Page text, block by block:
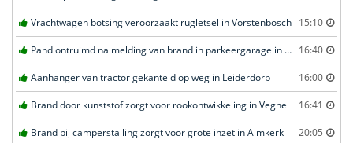
Vrachtwagen botsing veroorzaakt rugletsel in Vorstenbosch 15:10
Pand ontruimd na melding van brand in parkeergarage in Leeuwarden 16:40
Aanhanger van tractor gekanteld op weg in Leiderdorp 16:00
Brand door kunststof zorgt voor rookontwikkeling in Veghel 16:41
Brand bij camperstalling zorgt voor grote inzet in Almkerk 20:05